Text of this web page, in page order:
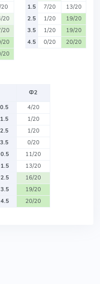
20
20
20
20
1.5
7/20
13/20
2.5
1/20
19/20
3.5
1/20
19/20
4.5
0/20 20/20
Ф2
4/20
1/20
1/20
0/20
11/20
13/20
16/20
19/20
20/20